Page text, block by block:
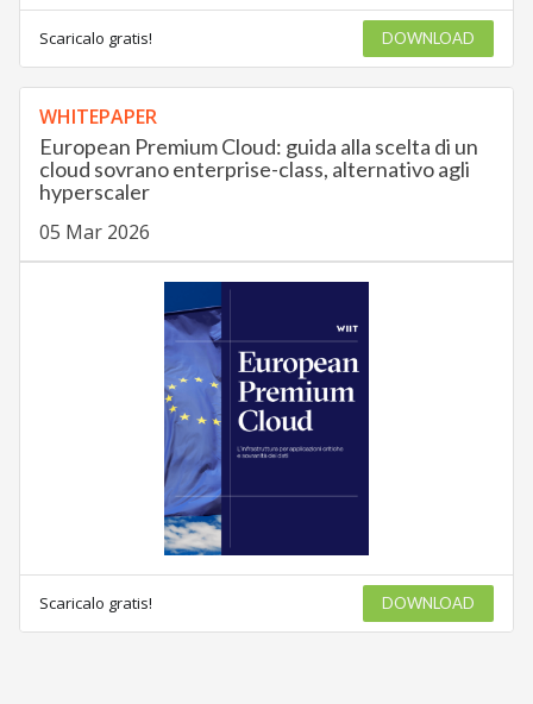
Scaricalo gratis! DOWNLOAD
WHITEPAPER
European Premium Cloud: guida alla scelta di un
cloud sovrano enterprise-class, alternativo agli
hyperscaler
05 Mar 2026
Scaricalo gratis! DOWNLOAD